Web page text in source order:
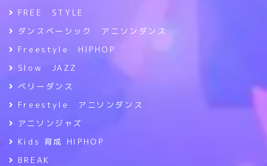
FREE STYLE
ダンスベーシック アニソンダンス
Freestyle HIPHOP
Slow JAZZ
ベリーダンス
Freestyle アニソンダンス
アニソンジャズ
Kids 育成 HIPHOP
BREAK